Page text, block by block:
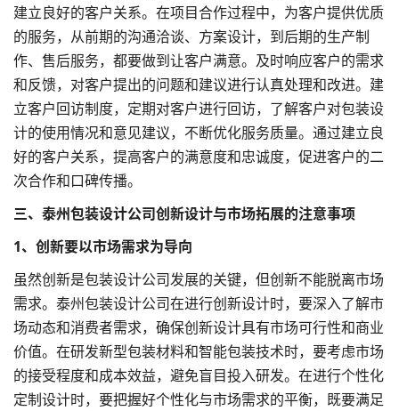
建立良好的客户关系。在项目合作过程中，为客户提供优质
的服务，从前期的沟通洽谈、方案设计，到后期的生产制
作、售后服务，都要做到让客户满意。及时响应客户的需求
和反馈，对客户提出的问题和建议进行认真处理和改进。建
立客户回访制度，定期对客户进行回访，了解客户对包装设
计的使用情况和意见建议，不断优化服务质量。通过建立良
好的客户关系，提高客户的满意度和忠诚度，促进客户的二
次合作和口碑传播。
三、泰州包装设计公司创新设计与市场拓展的注意事项
1、创新要以市场需求为导向
虽然创新是包装设计公司发展的关键，但创新不能脱离市场
需求。泰州包装设计公司在进行创新设计时，要深入了解市
场动态和消费者需求，确保创新设计具有市场可行性和商业
价值。在研发新型包装材料和智能包装技术时，要考虑市场
的接受程度和成本效益，避免盲目投入研发。在进行个性化
定制设计时，要把握好个性化与市场需求的平衡，既要满足